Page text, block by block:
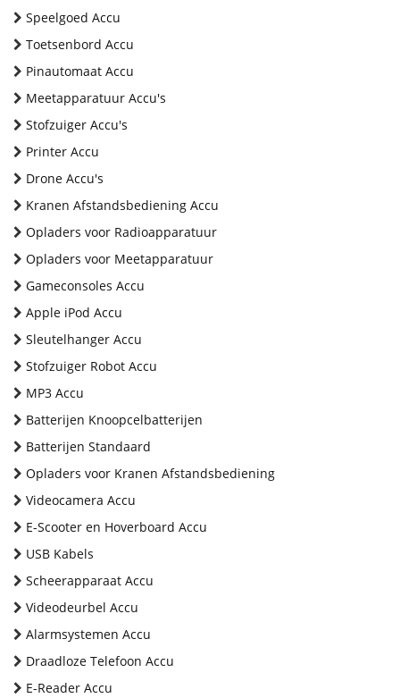
Speelgoed Accu
Toetsenbord Accu
Pinautomaat Accu
Meetapparatuur Accu's
Stofzuiger Accu's
Printer Accu
Drone Accu's
Kranen Afstandsbediening Accu
Opladers voor Radioapparatuur
Opladers voor Meetapparatuur
Gameconsoles Accu
Apple iPod Accu
Sleutelhanger Accu
Stofzuiger Robot Accu
MP3 Accu
Batterijen Knoopcelbatterijen
Batterijen Standaard
Opladers voor Kranen Afstandsbediening
Videocamera Accu
E-Scooter en Hoverboard Accu
USB Kabels
Scheerapparaat Accu
Videodeurbel Accu
Alarmsystemen Accu
Draadloze Telefoon Accu
E-Reader Accu